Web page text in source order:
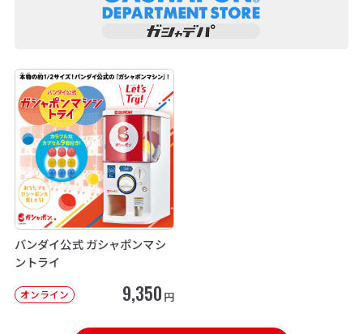
バンダイ公式 ガシャポンマシ
ントライ
オンライン 9,350 円